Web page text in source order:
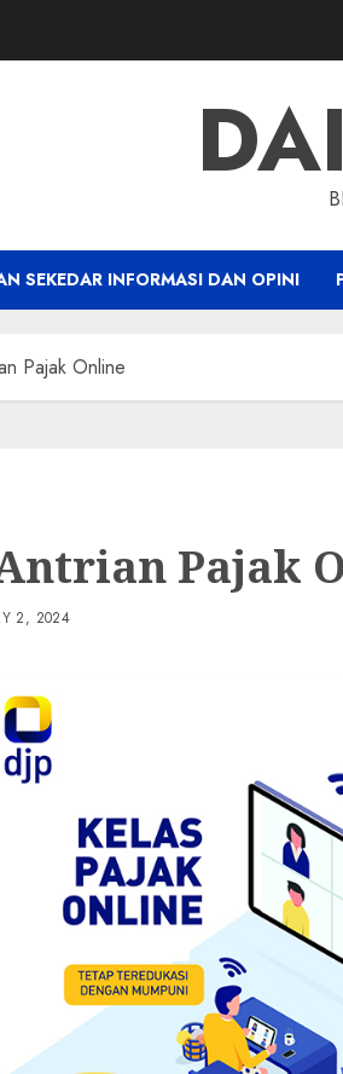
SEKEDAR INFORMASI DAN OPINI
Pajak Online
Pajak
2, 2024